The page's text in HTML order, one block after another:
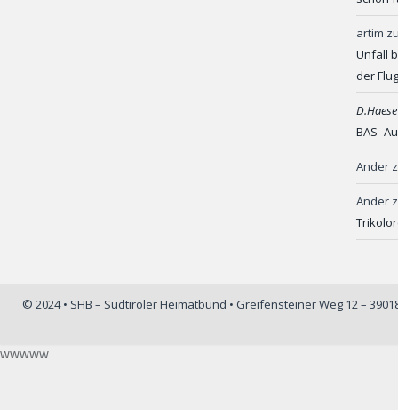
artim
Unfall
der
BAS-
Ander
Ander
© 2024 • SHB – Südtiroler Heimatbund • Greifensteiner Weg 12 –
wwwww